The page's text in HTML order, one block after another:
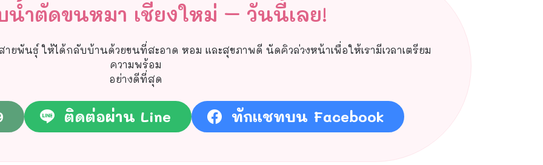
น้ำตัดขนหมา เชียงใหม่ – วันนี้เลย!
พันธุ์ ให้ได้กลับบ้านด้วยขนที่สะอาด หอม และสุขภาพดี นัดคิวล่วงหน้าเพื่อให้เรามีเวลาเตรียม
ความพร้อม
อย่างดีที่สุด
ติดต่อผ่าน Line ทักแชทบน Facebook